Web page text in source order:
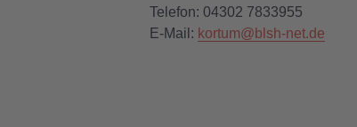
Telefon: 04302 7833955
E-Mail: kortum@blsh-net.de